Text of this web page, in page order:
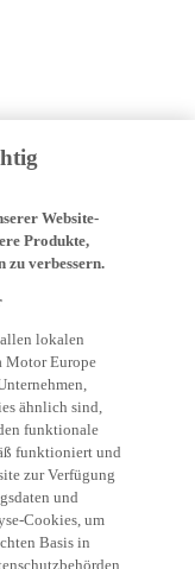
Website-
Produkte,
verbessern.
lokalen
Europe
ähnlich sind,
funktionale
funktioniert und
zur Verfügung
und
Cookies, um
Basis in